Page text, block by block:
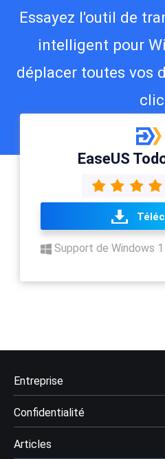
Essayez l'outil de
intelligent pour
déplacer toutes vos
EaseUS
Support de Windows
Entreprise
À Propos
Avis & récompenses
Confidentialité
Désinstaller
Articles